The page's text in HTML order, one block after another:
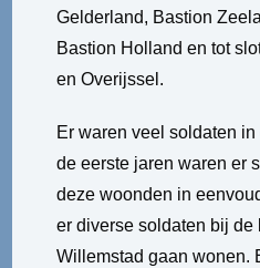
Gelderland, Bastion
Bastion Holland en tot
en Overijssel.
Er waren veel soldaten
de eerste jaren waren er
deze woonden in
er diverse soldaten bij de
Willemstad gaan wonen.